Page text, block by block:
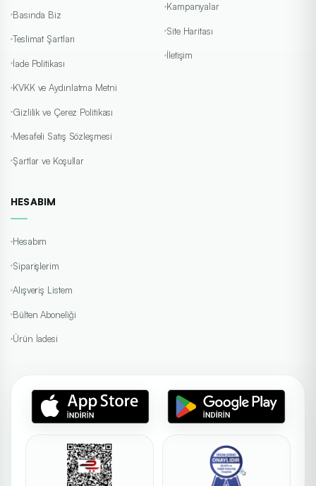
Basında Biz
Teslimat Şartları
İade Politikası
KVKK ve Aydınlatma Metni
Gizlilik ve Çerez Politikası
Mesafeli Satış Sözleşmesi
Şartlar ve Koşullar
Kampanyalar
Site Haritası
İletişim
HESABIM
Hesabım
Siparişlerim
Alışveriş Listem
Bülten Aboneliği
Ürün İadesi